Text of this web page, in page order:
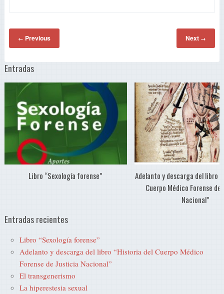
← Previous Next →
Entradas
Libro “Sexología forense”
Adelanto y descarga del libro
Cuerpo Médico Forense
Nacional”
Entradas recientes
Libro “Sexología forense”
Adelanto y descarga del libro “Historia del Cuerpo Médico
Forense de Justicia Nacional”
El transgenerismo
La hiperestesia sexual